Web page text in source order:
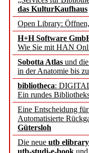
das KulturKaufhaus
Open Library:
H+H Software
Wie Sie mit HAN
Sobotta Atlas und
in der Anatomie bis
bibliotheca:
Ein rundes
Eine Entscheidung
Automatisierte
Gütersloh
Die neue utb elibrary
utb-studi-e-book und
Mohr
und